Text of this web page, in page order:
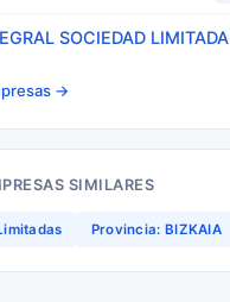
SOCIEDAD LIMITADA
→
SIMILARES
Provincia: BIZKAIA